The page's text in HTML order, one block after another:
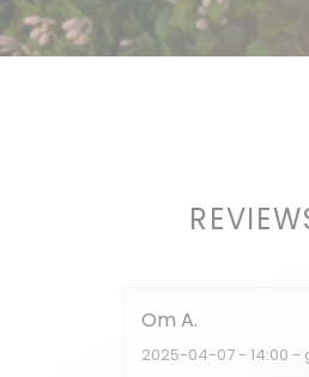
Om A
2025-04-07 - 14:00 -